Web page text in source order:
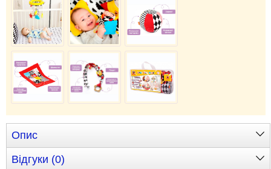
Опис
Відгуки (0)